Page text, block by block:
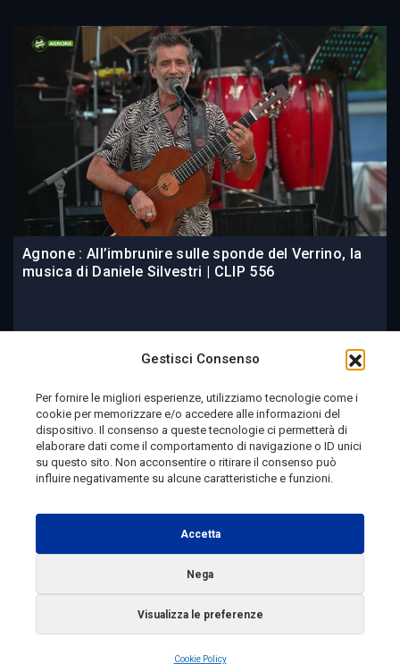
Gestisci Consenso
Per fornire le migliori esperienze, utilizziamo tecnologie come i
cookie per memorizzare e/o accedere alle informazioni del
dispositivo. Il consenso a queste tecnologie ci permetterà di
elaborare dati come il comportamento di navigazione o ID unici
su questo sito. Non acconsentire o ritirare il consenso può
influire negativamente su alcune caratteristiche e funzioni.
Accetta
Nega
Visualizza le preferenze
Cookie Policy
Agnone : All’imbrunire sulle sponde del Verrino, la
musica di Daniele Silvestri | CLIP 556
Telemolise - reg. Tribunale di Campobasso n. 133 del
10/08/1982 - Direttore Responsabile:MANUELA
PETESCIA
Campobasso n. 224 del 4/5/1996 - Direttore Responsabile:
Radio Tele Molise s.r.l. - P.IVA 00213640709
Copyright 2025 Telemolise - Tutti i diritti riservati